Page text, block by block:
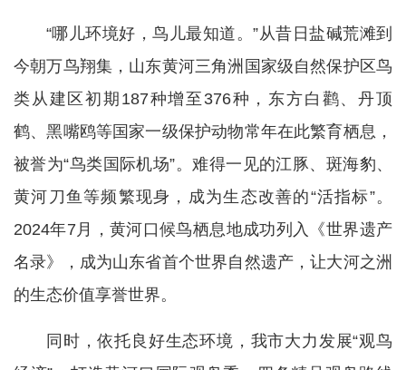
“哪儿环境好，鸟儿最知道。”从昔日盐碱荒滩到
今朝万鸟翔集，山东黄河三角洲国家级自然保护区鸟
类从建区初期187种增至376种，东方白鹳、丹顶
鹤、黑嘴鸥等国家一级保护动物常年在此繁育栖息，
被誉为“鸟类国际机场”。难得一见的江豚、斑海豹、
黄河刀鱼等频繁现身，成为生态改善的“活指标”。
2024年7月，黄河口候鸟栖息地成功列入《世界遗产
名录》，成为山东省首个世界自然遗产，让大河之洲
的生态价值享誉世界。
同时，依托良好生态环境，我市大力发展“观鸟